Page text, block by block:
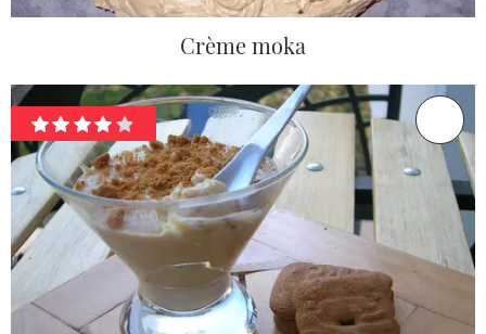
Crème moka